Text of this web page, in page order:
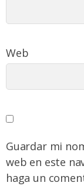
Web
Guardar mi
web en este
haga un